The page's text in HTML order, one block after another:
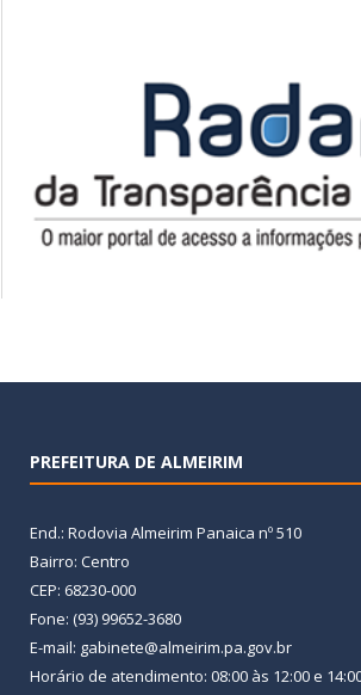
PREFEITURA DE ALMEIRIM
End.: Rodovia Almeirim Panaica nº 510
Bairro: Centro
CEP: 68230-000
Fone: (93) 99652-3680
E-mail: gabinete@almeirim.pa.gov.br
Horário de atendimento: 08:00 às 12:00 e